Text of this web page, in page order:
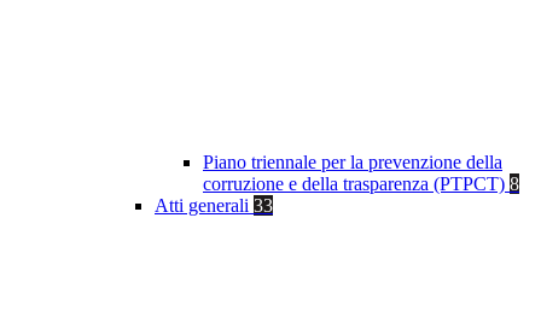
Piano triennale per la prevenzione della
corruzione e della trasparenza (PTPCT) 8
Atti generali 33